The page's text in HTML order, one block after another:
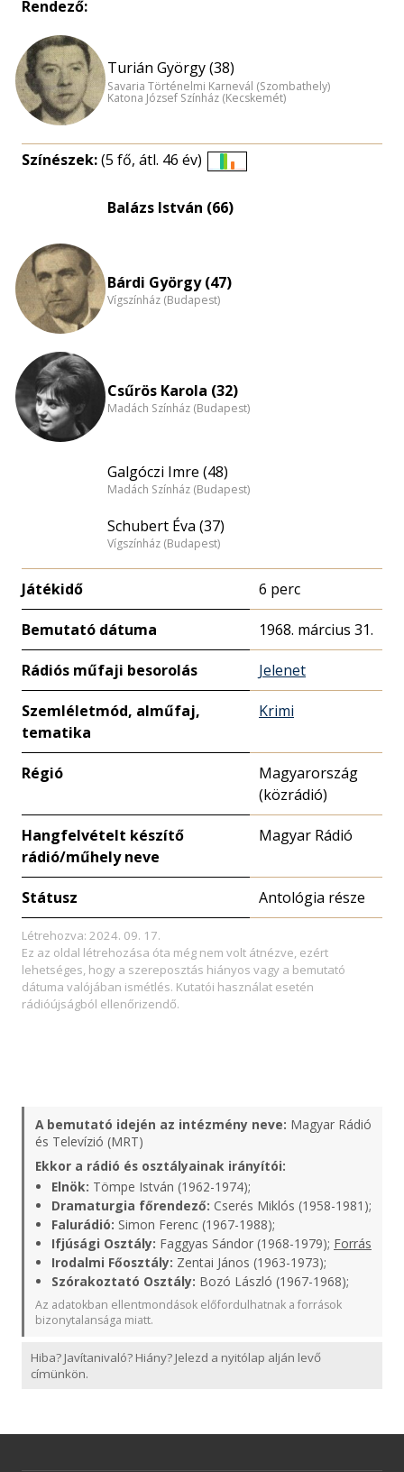
Rendező:
Turián György (38)
Savaria Történelmi Karnevál (Szombathely)
Katona József Színház (Kecskemét)
Színészek:(5 fő, átl. 46 év)
eloszlás
Balázs István (66)
Bárdi György (47)
Vígszínház (Budapest)
Csűrös Karola (32)
Madách Színház (Budapest)
Galgóczi Imre (48)
Madách Színház (Budapest)
Schubert Éva (37)
Vígszínház (Budapest)
Játékidő 6 perc
Bemutató dátuma 1968. március 31.
Rádiós műfaji besorolás Jelenet
Szemléletmód, alműfaj,
tematika
Krimi
Régió
Magyarország
(közrádió)
Hangfelvételt készítő
rádió/műhely neve
Magyar Rádió
Státusz Antológia része
Létrehozva: 2024. 09. 17.
Ez az oldal létrehozása óta még nem volt átnézve, ezért
lehetséges, hogy a szereposztás hiányos vagy a bemutató
dátuma valójában ismétlés. Kutatói használat esetén
rádióújságból ellenőrizendő.
A bemutató idején az intézmény neve: Magyar Rádió
és Televízió (MRT)
Ekkor a rádió és osztályainak irányítói:
Elnök: Tömpe István (1962-1974);
Dramaturgia főrendező: Cserés Miklós (1958-1981);
Falurádió: Simon Ferenc (1967-1988);
Ifjúsági Osztály: Faggyas Sándor (1968-1979); Forrás
Irodalmi Főosztály: Zentai János (1963-1973);
Szórakoztató Osztály: Bozó László (1967-1968);
Az adatokban ellentmondások előfordulhatnak a források
bizonytalansága miatt.
Hiba? Javítanivaló? Hiány? Jelezd a nyitólap alján levő
címünkön.